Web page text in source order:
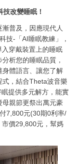
改變睡眠！
普及，因應現代人
技-「AI睡眠教練」，
穿戴裝置上的睡眠
析您的睡眠品質，
體語言、讓您了解
，結合Theta波音樂
提供多元解方，能實
親節更祭出萬元豪
7,800元(30期0利率/
價29,800元，幫媽